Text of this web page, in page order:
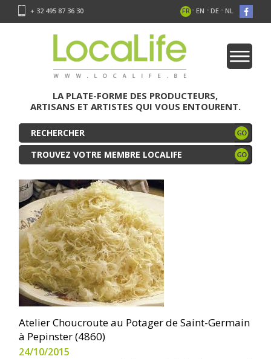
+ 32 495 87 36 30 FR - EN - DE - NL
LA PLATE-FORME DES PRODUCTEURS,
ARTISANS ET ARTISTES QUI VOUS ENTOURENT.
TROUVEZ VOTRE MEMBRE LOCALIFE
Atelier Choucroute au Potager de Saint-Germain
à Pepinster (4860)
24/10/2015